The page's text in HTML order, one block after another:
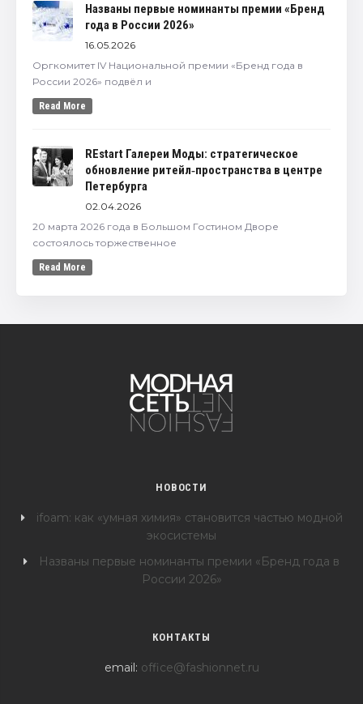
Названы первые номинанты премии «Бренд
года в России 2026»
16.05.2026
Оргкомитет IV Национальной премии «Бренд года в
России 2026» подвёл и
Read More
REstart Галереи Моды: стратегическое
обновление ритейл‑пространства в центре
Петербурга
02.04.2026
20 марта 2026 года в Большом Гостином Дворе
состоялось торжественное
Read More
НОВОСТИ
ifoam: как «умная химия» становится частью модной
экосистемы
Названы первые номинанты премии «Бренд года в
России 2026»
КОНТАКТЫ
email: office@fashionnet.ru